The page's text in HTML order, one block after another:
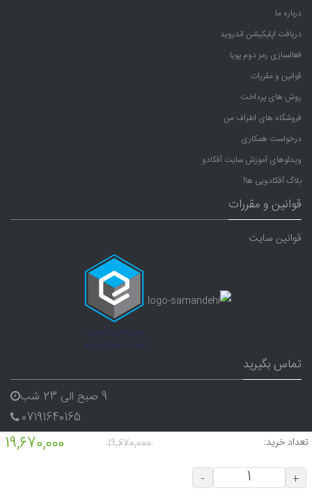
تعداد خرید:
+
-
19,670,000
19,670,000
درباره ما
دریافت اپلیکیشن اندروید
فعالسازی رمز دوم پویا
قوانین و مقررات
روش های پرداخت
فروشگاه های اطراف من
درخواست همکاری
ویدئوهای آموزش سایت آفکادو
بلاگ آفکادویی ها!
قوانین و مقررات
قوانین سایت
تماس بگیرید
9 صبح الی 23 شب
07191640165
09338282656